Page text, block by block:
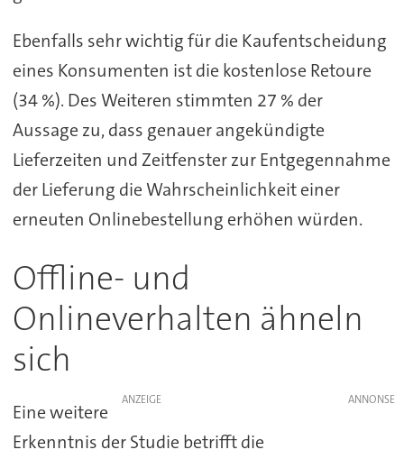
Ebenfalls sehr wichtig für die Kaufentscheidung
eines Konsumenten ist die kostenlose Retoure
(34 %). Des Weiteren stimmten 27 % der
Aussage zu, dass genauer angekündigte
Lieferzeiten und Zeitfenster zur Entgegennahme
der Lieferung die Wahrscheinlichkeit einer
erneuten Onlinebestellung erhöhen würden.
Offline- und
Onlineverhalten ähneln
sich
ANZEIGE
Eine weitere
Erkenntnis der Studie betrifft die